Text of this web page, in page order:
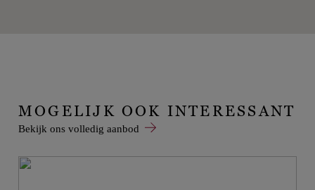
MOGELIJK OOK INTERESSANT
Bekijk ons volledig aanbod